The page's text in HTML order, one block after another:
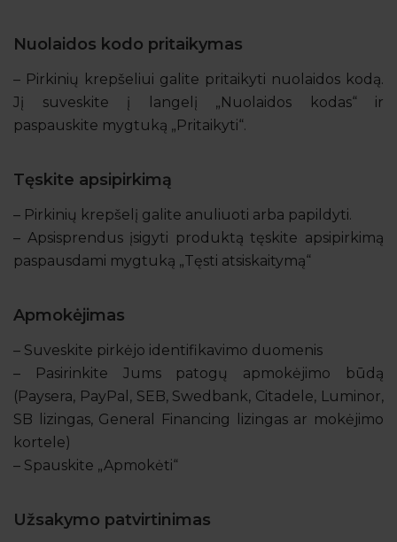
Nuolaidos kodo pritaikymas
– Pirkinių krepšeliui galite pritaikyti nuolaidos kodą.
Jį suveskite į langelį „Nuolaidos kodas“ ir
paspauskite mygtuką „Pritaikyti“.
Tęskite apsipirkimą
– Pirkinių krepšelį galite anuliuoti arba papildyti.
– Apsisprendus įsigyti produktą tęskite apsipirkimą
paspausdami mygtuką „Tęsti atsiskaitymą“
Apmokėjimas
– Suveskite pirkėjo identifikavimo duomenis
– Pasirinkite Jums patogų apmokėjimo būdą
(Paysera, PayPal, SEB, Swedbank, Citadele, Luminor,
SB lizingas, General Financing lizingas ar mokėjimo
kortele)
– Spauskite „Apmokėti“
Užsakymo patvirtinimas